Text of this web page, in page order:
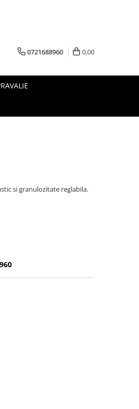
0721688960 0,00
si granulozitate reglabila.